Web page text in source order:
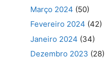
Março 2024 (50)
Fevereiro 2024 (42)
Janeiro 2024 (34)
Dezembro 2023 (28)